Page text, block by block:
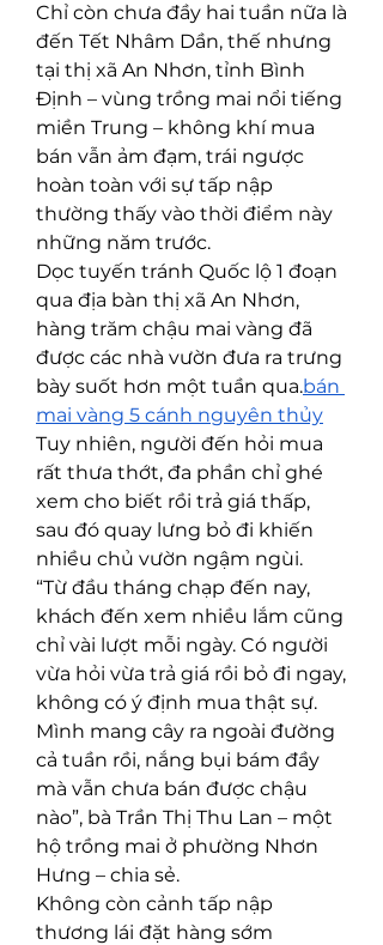
Chỉ còn chưa đầy hai tuần nữa là
đến Tết Nhâm Dần, thế nhưng
tại thị xã An Nhơn, tỉnh Bình
Định – vùng trồng mai nổi tiếng
miền Trung – không khí mua
bán vẫn ảm đạm, trái ngược
hoàn toàn với sự tấp nập
thường thấy vào thời điểm này
những năm trước.
Dọc tuyến tránh Quốc lộ 1 đoạn
qua địa bàn thị xã An Nhơn,
hàng trăm chậu mai vàng đã
được các nhà vườn đưa ra trưng
bày suốt hơn một tuần qua.bán
mai vàng 5 cánh nguyên thủy
Tuy nhiên, người đến hỏi mua
rất thưa thớt, đa phần chỉ ghé
xem cho biết rồi trả giá thấp,
sau đó quay lưng bỏ đi khiến
nhiều chủ vườn ngậm ngùi.
“Từ đầu tháng chạp đến nay,
khách đến xem nhiều lắm cũng
chỉ vài lượt mỗi ngày. Có người
vừa hỏi vừa trả giá rồi bỏ đi ngay,
không có ý định mua thật sự.
Mình mang cây ra ngoài đường
cả tuần rồi, nắng bụi bám đầy
mà vẫn chưa bán được chậu
nào”, bà Trần Thị Thu Lan – một
hộ trồng mai ở phường Nhơn
Hưng – chia sẻ.
Không còn cảnh tấp nập
thương lái đặt hàng sớm